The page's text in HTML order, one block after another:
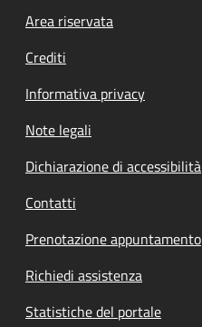
Footer menu
Area riservata
Crediti
Informativa privacy
Note legali
Dichiarazione di accessibilità
Contatti
Prenotazione appuntamento
Richiedi assistenza
Statistiche del portale